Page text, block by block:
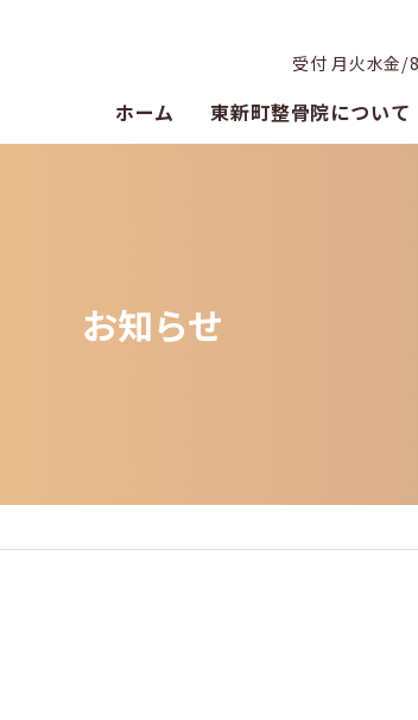
受付 月火水金/
ホーム 東新町整骨院について
お知らせ